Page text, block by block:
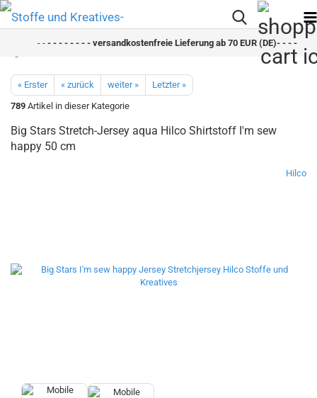
- - - - - - - - versandkostenfreie Lieferung ab 70 EUR (DE)- - - - - - -
« Erster « zurück weiter »
Letzter »
789 Artikel in dieser Kategorie
Big Stars Stretch-Jersey aqua Hilco Shirtstoff I'm sew
happy 50 cm
Hilco